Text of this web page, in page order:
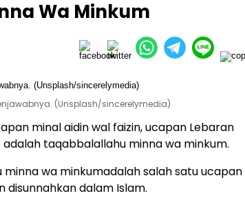
Wa Minkum
(Unsplash/sincerelymedia)
minal aidin wal faizin, ucapan Lebaran
taqabbalallahu minna wa minkum.
wa minkumadalah salah satu ucapan
disunnahkan dalam Islam.